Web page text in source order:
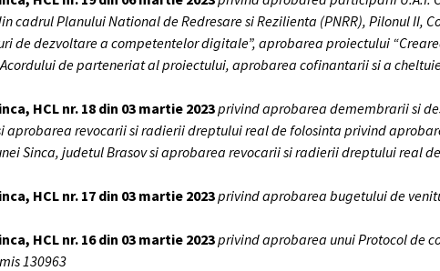
cadrul Planului National de Redresare si Rezilienta (PNRR), Pilonul
de dezvoltare a competentelor digitale”, aprobarea proiectului
de parteneriat al proiectului, aprobarea cofinantarii si a
HCL nr. 18 din 03 martie 2023privind aprobarea demembrarii si
aprobarea revocarii si radierii dreptului real de folosinta privind
Sinca, judetul Brasov si aprobarea revocarii si radierii dreptului real
HCL nr. 17 din 03 martie 2023privind aprobarea bugetului de
HCL nr. 16 din 03 martie 2023privind aprobarea unui Protocol de
130963